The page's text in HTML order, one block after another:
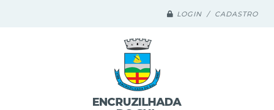
LOGIN / CADASTRO